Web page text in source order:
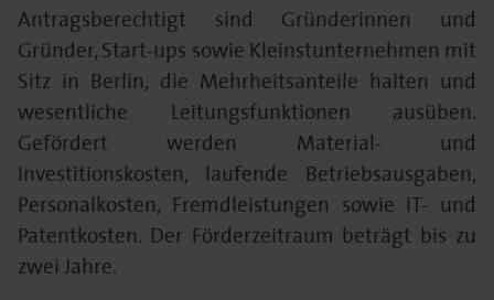
Antragsberechtigt sind Gründerinnen und
Gründer, Start-ups sowie Kleinstunternehmen mit
Sitz in Berlin, die Mehrheitsanteile halten und
wesentliche Leitungsfunktionen ausüben.
Gefördert werden Material- und
Investitionskosten, laufende Betriebsausgaben,
Personalkosten, Fremdleistungen sowie IT- und
Patentkosten. Der Förderzeitraum beträgt bis zu
zwei Jahre.